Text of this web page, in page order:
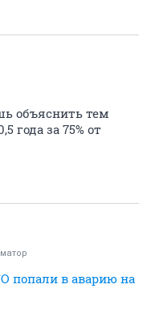
объяснить тем
года за 75% от
попали в аварию на